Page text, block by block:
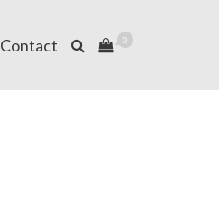
Contact 0